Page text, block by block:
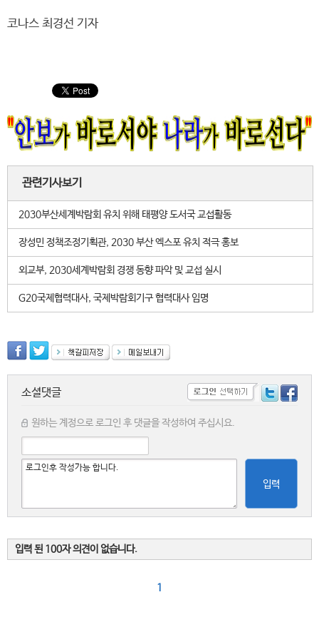
코나스 최경선 기자
관련기사보기
2030부산세계박람회 유치 위해 태평양 도서국 교섭활동
장성민 정책조정기획관, 2030 부산 엑스포 유치 적극 홍보
외교부, 2030세계박람회 경쟁 동향 파악 및 교섭 실시
G20국제협력대사, 국제박람회기구 협력대사 임명
소셜댓글
원하는 계정으로 로그인 후 댓글을 작성하여 주십시요.
입력
입력 된 100자 의견이 없습니다.
1